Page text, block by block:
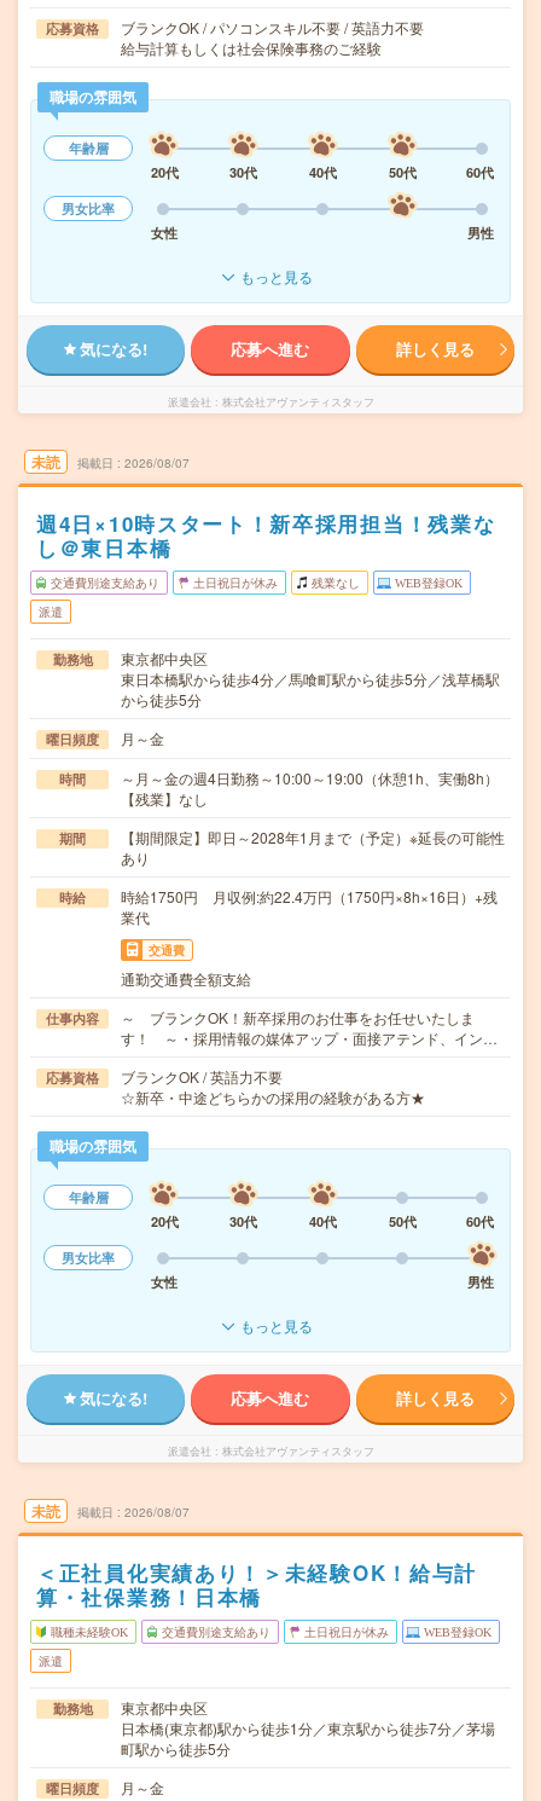
応募資格
ブランクOK / パソコンスキル不要 / 英語力不要
給与計算もしくは社会保険事務のご経験
職場の雰囲気
年齢層
20代
30代 40代 50代
60代
男女比率
女性
男性
もっと見る
気になる! 応募へ進む 詳しく見る
派遣会社 株式会社アヴァンティスタッフ
未読 掲載日 2026/08/07
週4日×10時スタート！新卒採用担当！残業な
し＠東日本橋
交通費別途支給あり 土日祝日が休み 残業なし WEB登録OK
派遣
勤務地
東京都中央区
東日本橋駅から徒歩4分／馬喰町駅から徒歩5分／浅草橋駅
から徒歩5分
曜日頻度 月～金
時間
～月～金の週4日勤務～10:00～19:00（休憩1h、実働8h）
【残業】なし
期間
【期間限定】即日～2028年1月まで（予定）※延長の可能性
あり
時給
時給1750円 月収例:約22.4万円（1750円×8h×16日）+残
業代
交通費
通勤交通費全額支給
仕事内容
～ ブランクOK！新卒採用のお仕事をお任せいたしま
す！ ～・採用情報の媒体アップ・面接アテンド、イン…
応募資格
ブランクOK / 英語力不要
☆新卒・中途どちらかの採用の経験がある方★
職場の雰囲気
年齢層
20代
30代 40代 50代
60代
男女比率
女性
男性
もっと見る
気になる! 応募へ進む 詳しく見る
派遣会社 株式会社アヴァンティスタッフ
未読 掲載日 2026/08/07
＜正社員化実績あり！＞未経験OK！給与計
算・社保業務！日本橋
職種未経験OK 交通費別途支給あり 土日祝日が休み WEB登録OK
派遣
勤務地
東京都中央区
日本橋(東京都)駅から徒歩1分／東京駅から徒歩7分／茅場
町駅から徒歩5分
曜日頻度 月～金